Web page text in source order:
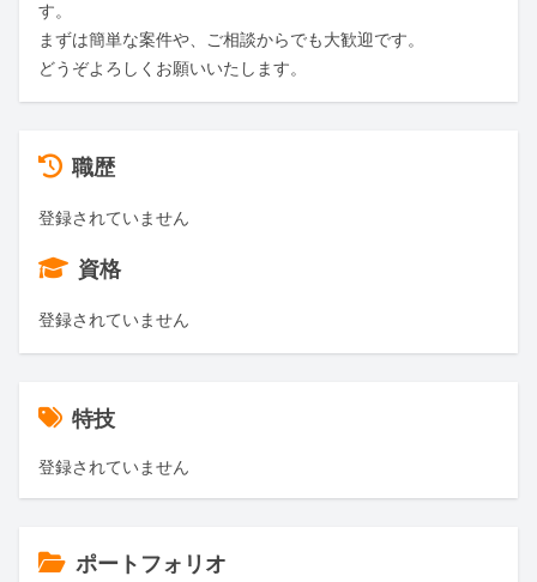
す。
まずは簡単な案件や、ご相談からでも大歓迎です。
どうぞよろしくお願いいたします。
職歴
登録されていません
資格
登録されていません
特技
登録されていません
ポートフォリオ